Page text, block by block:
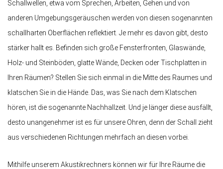
Schallwellen, etwa vom Sprechen, Arbeiten, Gehen und von
anderen Umgebungsgeräuschen werden von diesen sogenannten
schallharten Oberflächen reflektiert. Je mehr es davon gibt, desto
stärker hallt es. Befinden sich große Fensterfronten, Glaswände,
Holz- und Steinböden, glatte Wände, Decken oder Tischplatten in
Ihren Räumen? Stellen Sie sich einmal in die Mitte des Raumes und
klatschen Sie in die Hände. Das, was Sie nach dem Klatschen
hören, ist die sogenannte Nachhallzeit. Und je länger diese ausfällt,
desto unangenehmer ist es für unsere Ohren, denn der Schall zieht
aus verschiedenen Richtungen mehrfach an diesen vorbei.
Mithilfe unserem Akustikrechners können wir für Ihre Räume die